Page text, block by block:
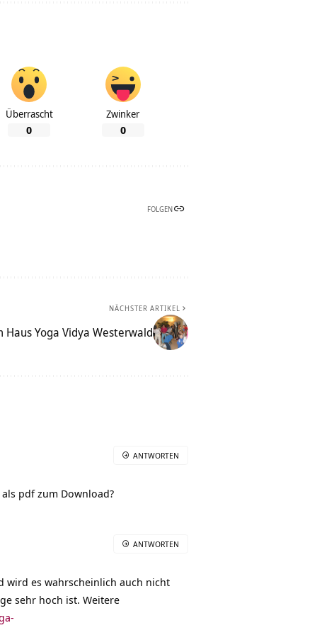
Überrascht
0
Zwinker
0
FOLGEN
NÄCHSTER ARTIKEL
Haus Yoga Vidya Westerwald
pdf zum Download?
ANTWORTEN
wird es wahrscheinlich auch nicht
sehr hoch ist. Weitere
ANTWORTEN